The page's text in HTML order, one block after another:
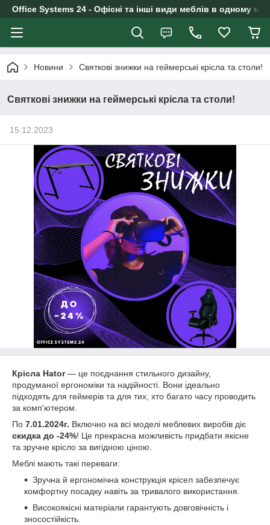
Office Systems 24 - Офісні та інші види меблів в одному
Новини Святкові знижки на геймерські крісла та столи!
Святкові знижки на геймерські крісла та столи!
15.12.2023
Крісла Hator— це поєднання стильного дизайну,
продуманої ергономіки та надійності. Вони ідеально
підходять для геймерів та для тих, хто багато часу проводить
за комп'ютером.
По 7.01.2024г. Включно на всі моделі меблевих виробів діє
скидка до -24%! Це прекрасна можливість придбати якісне
та зручне крісло за вигідною ціною.
Меблі мають такі переваги:
Зручна й ергономічна конструкція крісел забезпечує
комфортну посадку навіть за тривалого використання.
Високоякісні матеріали гарантують довговічність і
зносостійкість.